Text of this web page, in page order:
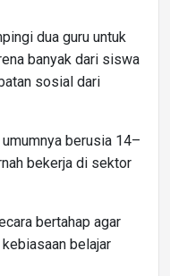
dua guru untuk
banyak dari siswa
sosial dari
berusia 14–
bekerja di sektor
bertahap agar
belajar